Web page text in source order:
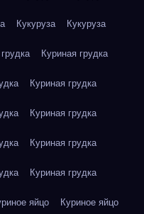
Кукуруза Кукуруза
Куриная грудка
Куриная грудка
Куриная грудка
Куриная грудка
Куриная грудка
яйцо Куриное яйцо